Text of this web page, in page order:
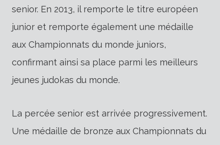
senior. En 2013, il remporte le titre européen
junior et remporte également une médaille
aux Championnats du monde juniors,
confirmant ainsi sa place parmi les meilleurs
jeunes judokas du monde.
La percée senior est arrivée progressivement.
Une médaille de bronze aux Championnats du